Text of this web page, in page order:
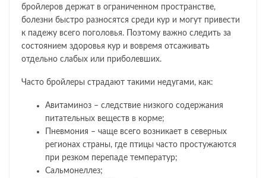
бройлеров держат в ограниченном пространстве,
болезни быстро разносятся среди кур и могут привести
к падежу всего поголовья. Поэтому важно следить за
состоянием здоровья кур и вовремя отсаживать
отдельно слабых или приболевших.
Часто бройлеры страдают такими недугами, как:
Авитаминоз – следствие низкого содержания
питательных веществ в корме;
Пневмония – чаще всего возникает в северных
регионах страны, где птицы часто простужаются
при резком перепаде температур;
Сальмонеллез;